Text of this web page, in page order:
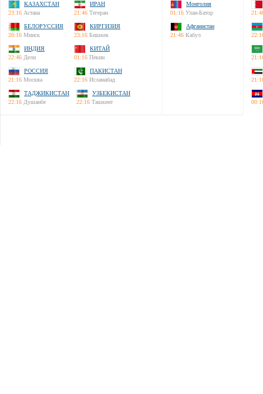
КАЗАХСТАН
23:16 Астана
ИРАН
21:46 Тегеран
БЕЛОРУССИЯ
20:16 Минск
КИРГИЗИЯ
23:16 Бишкек
ИНДИЯ
22:46 Дели
КИТАЙ
01:16 Пекин
РОССИЯ
21:16 Москва
ПАКИСТАН
22:16 Исламабад
ТАДЖИКИСТАН
22:16 Душанбе
УЗБЕКИСТАН
22:16 Ташкент
Монголия
01:16 Улан-Батор
Афганистан
21:46 Кабул